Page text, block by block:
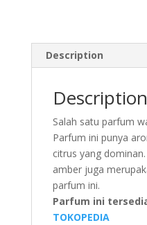
Description
Description
Salah satu parfum
Parfum ini punya
citrus yang
amber juga
parfum ini.
Parfum ini
TOKOPEDIA